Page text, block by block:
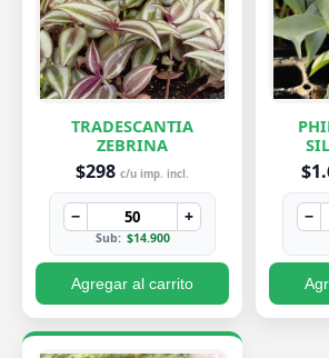
TRADESCANTIA
ZEBRINA
$298 c/u imp. incl.
− +
Sub: $14.900
Agregar al carrito
−